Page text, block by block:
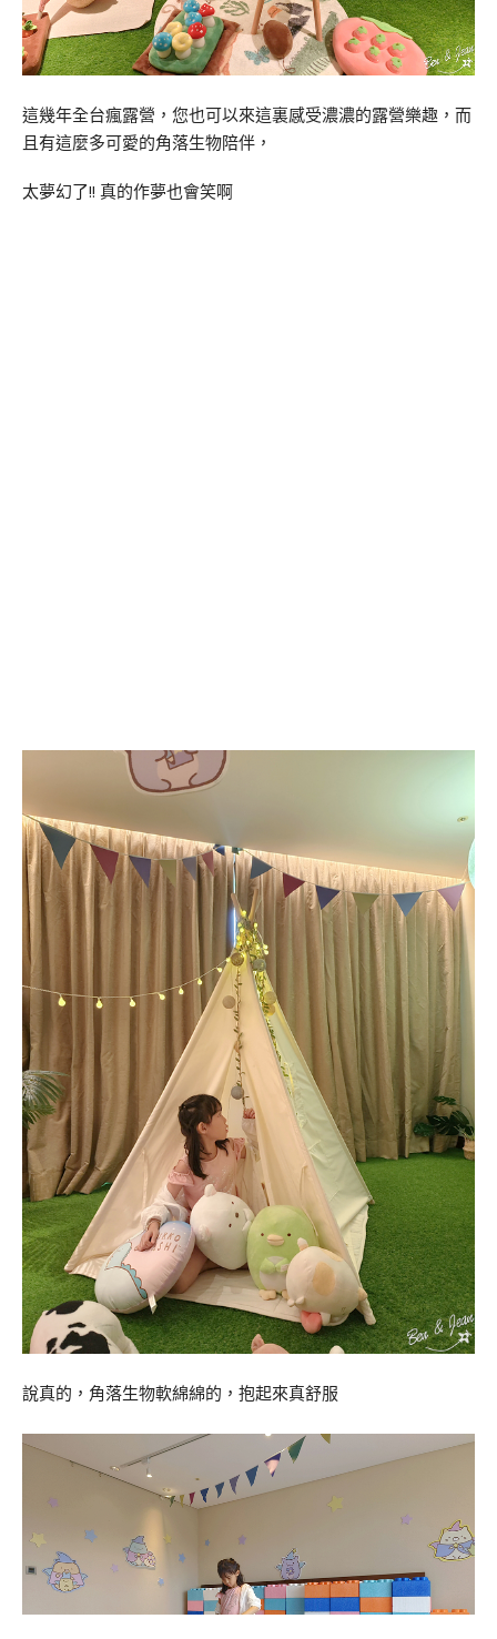
這幾年全台瘋露營，您也可以來這裏感受濃濃的露營樂趣，而
且有這麼多可愛的角落生物陪伴，
太夢幻了!! 真的作夢也會笑啊
說真的，角落生物軟綿綿的，抱起來真舒服